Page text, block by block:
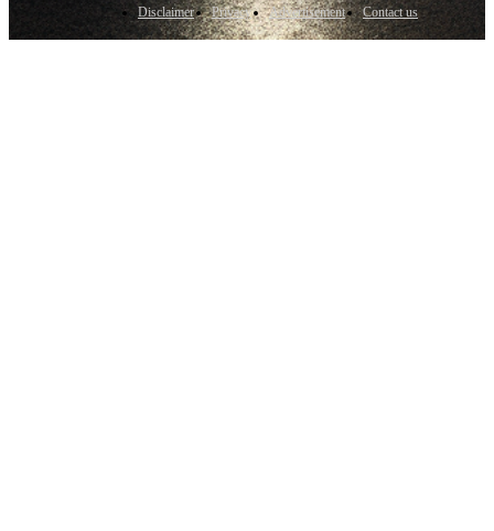
Disclaimer Privacy Advertisement Contact us